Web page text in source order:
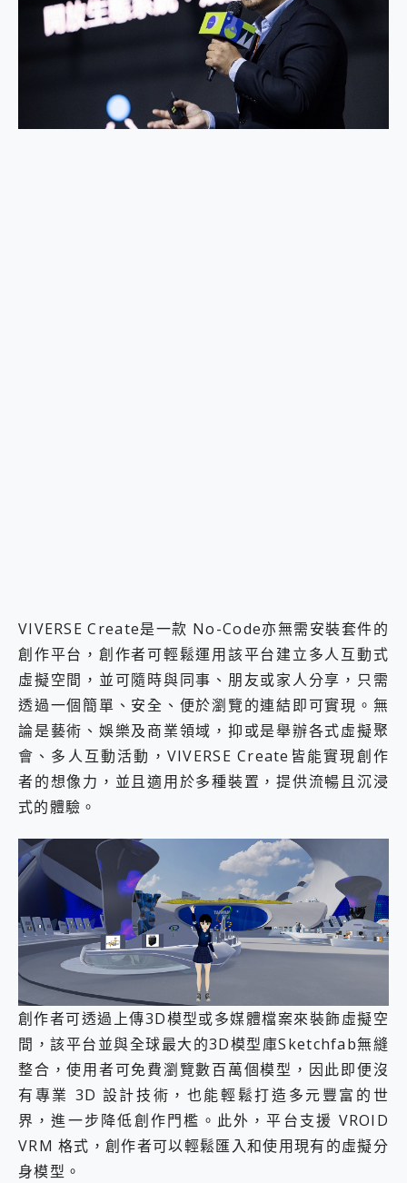
Locawhere AnyTo 寶可夢飛人 AnyTo 不出門也可以飛遍全世界
小體積 40000mAh 超大容量 一次充5個設備 充好充滿 CUKTECH 酷態科 300W 微型充電站 開箱 評測
全新 SONY Xperia 1 VI 開箱! 相機實測! 長焦覆蓋更遠更清晰、2日長續航、頂尖影音娛樂效能~
vivo TWS 3e 真無線藍牙耳機智慧降噪升級、音質明亮溫潤，並支援雙設備連接~
VIVERSE Create是一款 No-Code亦無需安裝套件的
創作平台，創作者可輕鬆運用該平台建立多人互動式
虛擬空間，並可隨時與同事、朋友或家人分享，只需
透過一個簡單、安全、便於瀏覽的連結即可實現。無
論是藝術、娛樂及商業領域，抑或是舉辦各式虛擬聚
會、多人互動活動，VIVERSE Create皆能實現創作
者的想像力，並且適用於多種裝置，提供流暢且沉浸
式的體驗。
創作者可透過上傳3D模型或多媒體檔案來裝飾虛擬空
間，該平台並與全球最大的3D模型庫Sketchfab無縫
整合，使用者可免費瀏覽數百萬個模型，因此即便沒
有專業 3D 設計技術，也能輕鬆打造多元豐富的世
界，進一步降低創作門檻。此外，平台支援 VROID
VRM 格式，創作者可以輕鬆匯入和使用現有的虛擬分
身模型。